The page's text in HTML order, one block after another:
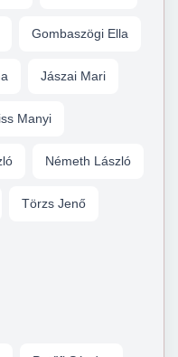
Gombaszögi Ella
Jászai Mari
Manyi
Németh László
Törzs Jenő